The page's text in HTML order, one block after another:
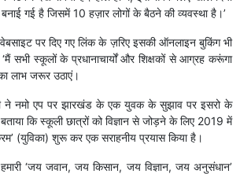
गई है जिसमें 10 हज़ार लोगों के बैठने की व्यवस्था है।’
वेबसाइट पर दिए गए लिंक के ज़रिए इसकी ऑनलाइन बुकिंग भी
सभी स्कूलों के प्रधानाचार्यों और शिक्षकों से आग्रह करूंगा
लाभ जरूर उठाएं।
ने नमो एप पर झारखंड के एक युवक के सुझाव पर इसरो के
बताया कि स्कूली छात्रों को विज्ञान से जोड़ने के लिए 2019 में
(युविका) शुरू कर एक सराहनीय प्रयास किया है।
‘जय जवान, जय किसान, जय विज्ञान, जय अनुसंधान’